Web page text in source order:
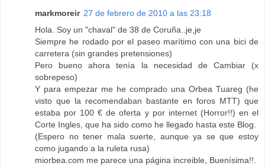
markmoreir 27 de febrero de 2010 a las 23:18
Hola. Soy un "chaval" de 38 de Coruña..je,je
Siempre he rodado por el paseo marítimo con una bici de
carretera (sin grandes pretensiones)
Pero bueno ahora tenía la necesidad de Cambiar (x
sobrepeso)
Y para empezar me he comprado una Orbea Tuareg (he
visto que la recomendaban bastante en foros MTT) que
estaba por 100 € de oferta y por internet (Horror!!) en el
Corte Ingles, que ha sido como he llegado hasta este Blog.
(Espero no tener mala suerte, aunque ya se que estoy
como jugando a la ruleta rusa)
miorbea.com me parece una página increible, Buenísima!!.